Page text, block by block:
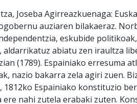
Joseba Agirreazkuenaga:
auziaren bilakaeraz.
eskubide
aldarrikatuz abiatu zen iraultza
(1789). Espainiako erresuma
nazio bakarra zela agiri zuen.
1812ko Espainiako konstituzio
nahi zutela erabaki zuten.